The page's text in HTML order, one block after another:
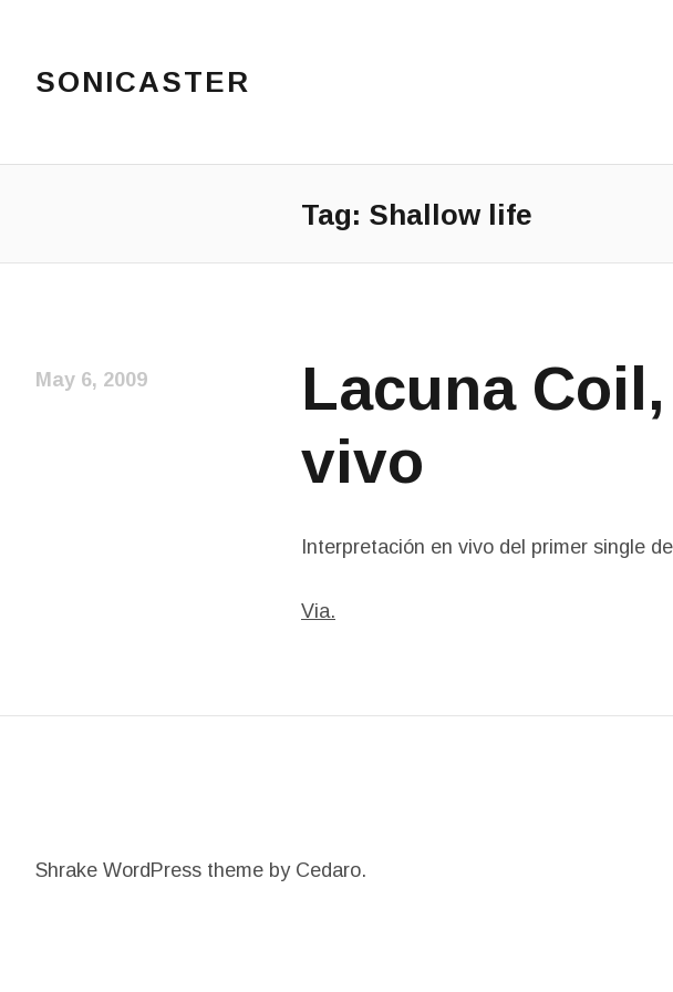
SONICASTER
Tag: Shallow life
Lacuna Coil,
vivo
May 6, 2009
Interpretación en vivo del primer single
Via.
Shrake WordPress theme by Cedaro.